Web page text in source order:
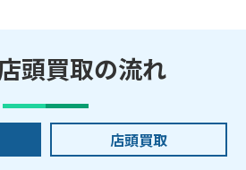
頭買取の流れ
店頭買取